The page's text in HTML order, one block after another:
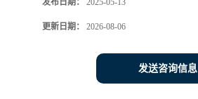
更新日期： 2026-08-06
发送咨询信息